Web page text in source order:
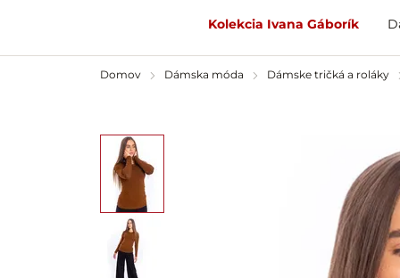
Kolekcia Ivana Gáborík
Domov Dámska móda Dámske tričká a roláky